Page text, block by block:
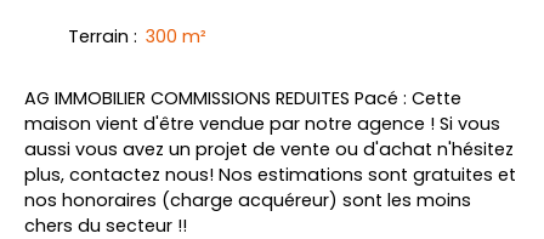
Terrain : 300 m²
AG IMMOBILIER COMMISSIONS REDUITES Pacé : Cette
maison vient d'être vendue par notre agence ! Si vous
aussi vous avez un projet de vente ou d'achat n'hésitez
plus, contactez nous! Nos estimations sont gratuites et
nos honoraires (charge acquéreur) sont les moins
chers du secteur !!